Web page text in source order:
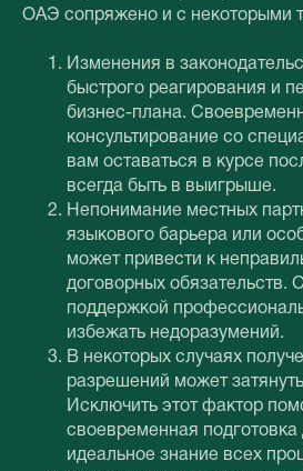
ОАЭ сопряжено и с некоторыми
Изменения в
быстрого реагирования и
бизнес-плана.
консультирование со
вам оставаться в курсе
всегда быть в выигрыше.
Непонимание местных
языкового барьера или
может привести к
договорных обязательств.
поддержкой
избежать недоразумений.
В некоторых случаях
разрешений может
Исключить этот фактор
своевременная подготовка
идеальное знание всех